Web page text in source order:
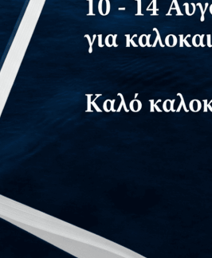
δωρεάν αντίτυπο